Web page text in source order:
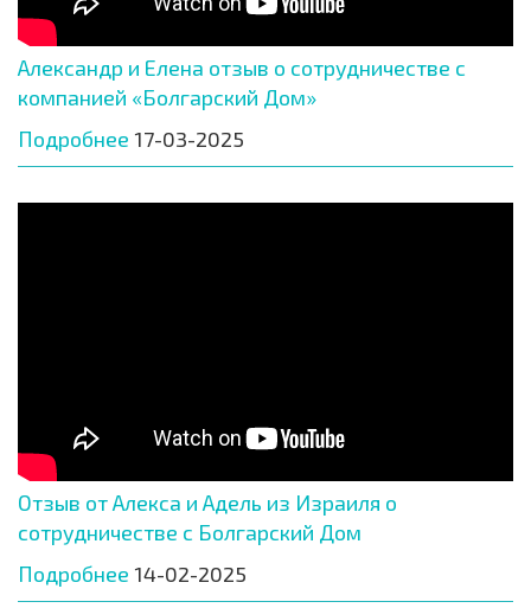
Александр и Елена отзыв о сотрудничестве с
компанией «Болгарский Дом»
Подробнее 17-03-2025
Отзыв от Алекса и Адель из Израиля о
сотрудничестве с Болгарский Дом
Подробнее 14-02-2025